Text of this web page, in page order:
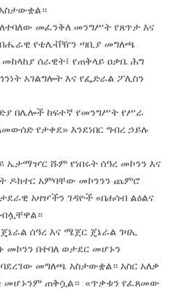
መፈንቅለ መንግሥት የጸጥታ እና
የቴሌቭዥን ጣቢያ መግለጫ
ሰራዊት፤ የጠቅላይ ዐቃቤ ሕግ
አገልግሎት እና የፌድራል ፖሊስን
በሌሎች ከፍተኛ የመንግሥት የሥራ
የታቀደ» እንደነበር ግብረ ኃይሉ
ሹም የነበሩት ሰዓረ መኮንን እና
ዶክተር አምባቸው መኮንንን ጨምሮ
አዛዦችን ገዳዮች «በሐሳብ ልዕልና
ሰዓረ እና ሜጀር ጄኔራል ገዛኢ
መኮንን በተባለ ወታደር መሆኑን
መግለጫ አስታውቋል። አስር አለቃ
መሆኑንም ጠቅሷል። «ጥቃቱን የፈጸመው